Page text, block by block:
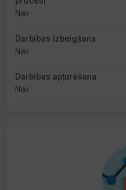
Nav
Darbības izbeigšana
Nav
Darbības apturēšana
Nav